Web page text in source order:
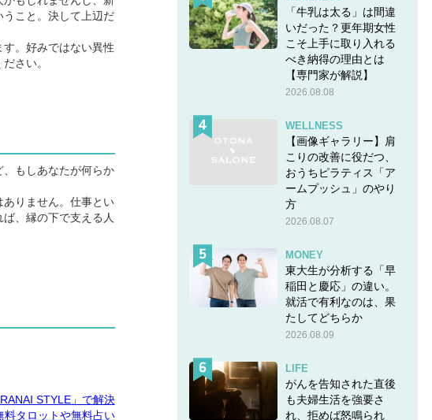
こと。決して上辺だ
。好みではない異性
さい。
もしあなたが何らか
りません。仕事とい
、縁の下で支える人
STYLE」で解決
料タロットや無料占い
「牛乳は太る」は間違
いだった？更年期女性
こそ上手に取り入れる
べき納得の理由とは
【専門家が解説】
2026.08.08
WELLNESS
【画像ギャラリー】肩
こりの改善に役だつ、
おうちピラティス「ア
ームプッシュ」のやり
方
2026.08.07
MONEY
東大生が分析する「早
稲田と慶応」の違い。
就活で有利なのは、果
たしてどちらか
2026.08.09
LIFE
がんを告知された直後
も夫婦生活を強要さ
れ、拒めば怒鳴られ